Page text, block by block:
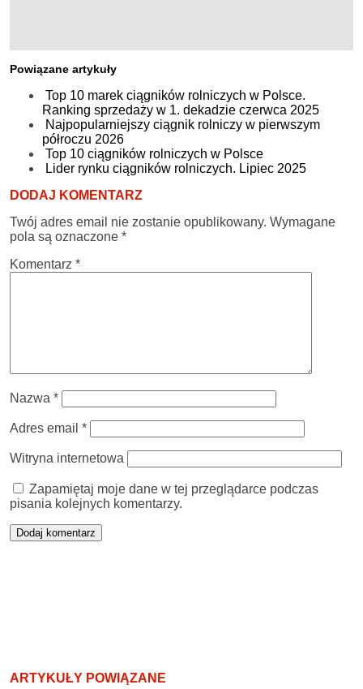
Powiązane artykuły
Top 10 marek ciągników rolniczych w Polsce.
Ranking sprzedaży w 1. dekadzie czerwca 2025
Najpopularniejszy ciągnik rolniczy w pierwszym
półroczu 2026
Top 10 ciągników rolniczych w Polsce
Lider rynku ciągników rolniczych. Lipiec 2025
DODAJ KOMENTARZ
Twój adres email nie zostanie opublikowany. Wymagane
pola są oznaczone *
Komentarz *
Nazwa *
Adres email *
Witryna internetowa
Zapamiętaj moje dane w tej przeglądarce podczas
pisania kolejnych komentarzy.
ARTYKUŁY POWIĄZANE